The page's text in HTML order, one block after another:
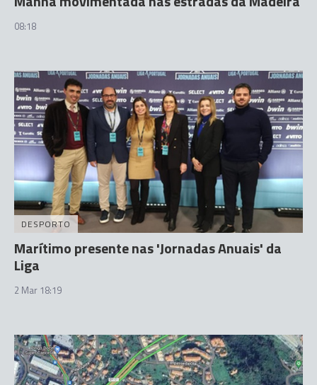
08:18
DESPORTO
Marítimo presente nas 'Jornadas Anuais' da
Liga
2 Mar 18:19